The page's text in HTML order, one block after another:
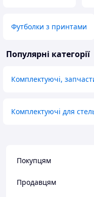
Футболки з принтами
Популярні категорії
Комплектуючі,
Комплектуючі для
Покупцям
Продавцям